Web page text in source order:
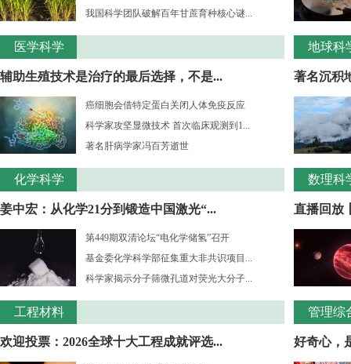
我国科学团队破解百年甘蔗育种核心谜...
医学科学
辅助生殖技术是治疗的最后选择，不是...
癌细胞会借特定蛋白关闭人体免疫反应
科学家攻坚显微技术 首次临床观测到1...
著名肝病学家冯百芳逝世
化学科学
姜中宏：从化学21分到锻造中国激光“...
第449期双清论坛“电化学储氢”召开
基金委化学科学部征集重大非共识项目...
科学家揭示分子筛微孔道对荧光大分子...
工程材料
欢迎投票：2026全球十大工程成就评选...
地球科
著名沉积
数理科
直播回放
管理综
好奇心，